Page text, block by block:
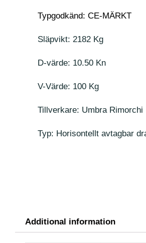
Typgodkänd: CE-MÄRKT
Släpvikt: 2182 Kg
D-värde: 10.50 Kn
V-Värde: 100 Kg
Tillverkare: Umbra Rimorchi
Typ: Horisontellt avtagbar
Additional information